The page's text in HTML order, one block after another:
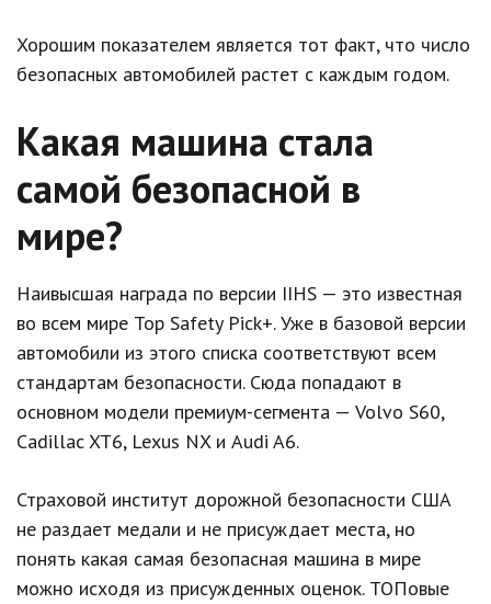
Хорошим показателем является тот факт, что число
безопасных автомобилей растет с каждым годом.
Какая машина стала
самой безопасной в
мире?
Наивысшая награда по версии IIHS — это известная
во всем мире Top Safety Pick+. Уже в базовой версии
автомобили из этого списка соответствуют всем
стандартам безопасности. Сюда попадают в
основном модели премиум-сегмента — Volvo S60,
Cadillac XT6, Lexus NX и Audi A6.
Страховой институт дорожной безопасности США
не раздает медали и не присуждает места, но
понять какая самая безопасная машина в мире
можно исходя из присужденных оценок. ТОПовые